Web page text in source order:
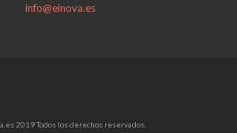
info@einova.es
2019 Todos los derechos reservados.